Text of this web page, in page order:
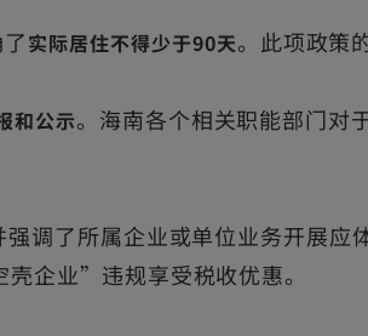
实际居住不得少于90天。此项政策
和公示。海南各个相关职能部门对
强调了所属企业或单位业务开展应
企业”违规享受税收优惠。